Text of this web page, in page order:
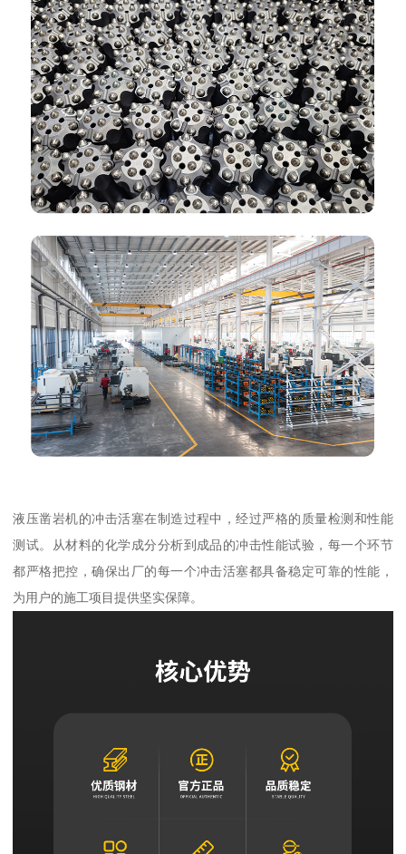
液压凿岩机的冲击活塞在制造过程中，经过严格的质量检测和性能
测试。从材料的化学成分分析到成品的冲击性能试验，每一个环节
都严格把控，确保出厂的每一个冲击活塞都具备稳定可靠的性能，
为用户的施工项目提供坚实保障。